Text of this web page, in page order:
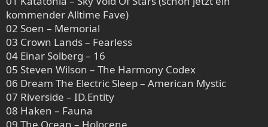
kommender Alltime Fave)
02 Soen – Memorial
03 Crown Lands – Fearless
04 Einar Solberg – 16
05 Steven Wilson – The Harmony Codex
06 Dream The Electric Sleep – American Mystic
07 Riverside – ID.Entity
08 Haken – Fauna
09 The Ocean – Holocene